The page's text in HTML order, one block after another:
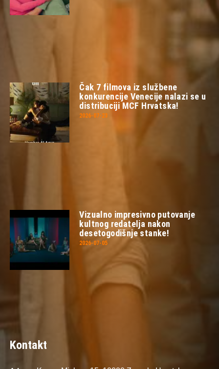
Čak 7 filmova iz službene
konkurencije Venecije nalazi se u
distribuciji MCF Hrvatska!
2026-07-23
Vizualno impresivno putovanje
kultnog redatelja nakon
desetogodišnje stanke!
2026-07-05
Kontakt